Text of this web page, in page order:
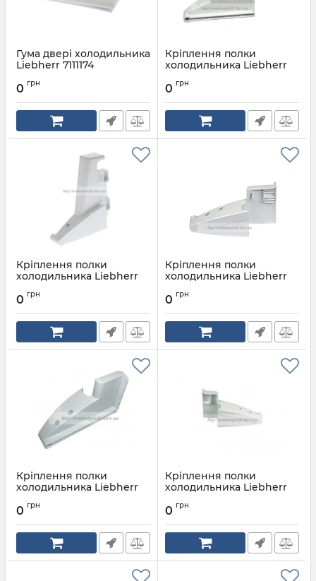
Гума двері холодильника
Liebherr 7111174
0 грн
Кріплення полки
холодильника Liebherr
Артикул:
0 грн
Кріплення полки
холодильника Liebherr
Артикул:
0 грн
Кріплення полки
холодильника Liebherr
Артикул:
0 грн
Кріплення полки
холодильника Liebherr
Артикул:
0 грн
Кріплення полки
холодильника Liebherr
Артикул:
0 грн